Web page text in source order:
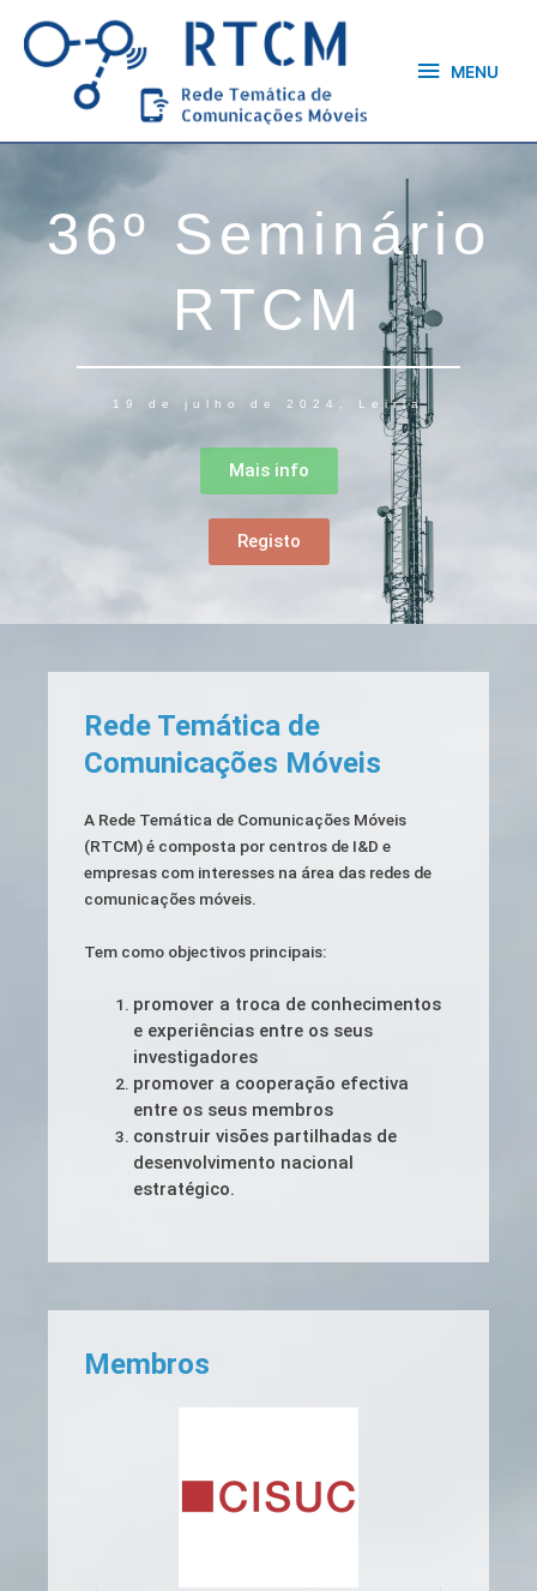
content
MENU
36º Seminário
RTCM
19 de julho de 2024, Leiria
Mais info
Registo
Rede Temática de
Comunicações Móveis
A Rede Temática de Comunicações Móveis
(RTCM) é composta por centros de I&D e
empresas com interesses na área das redes de
comunicações móveis.
Tem como objectivos principais:
promover a troca de conhecimentos
e experiências entre os seus
investigadores
promover a cooperação efectiva
entre os seus membros
construir visões partilhadas de
desenvolvimento nacional
estratégico.
Membros